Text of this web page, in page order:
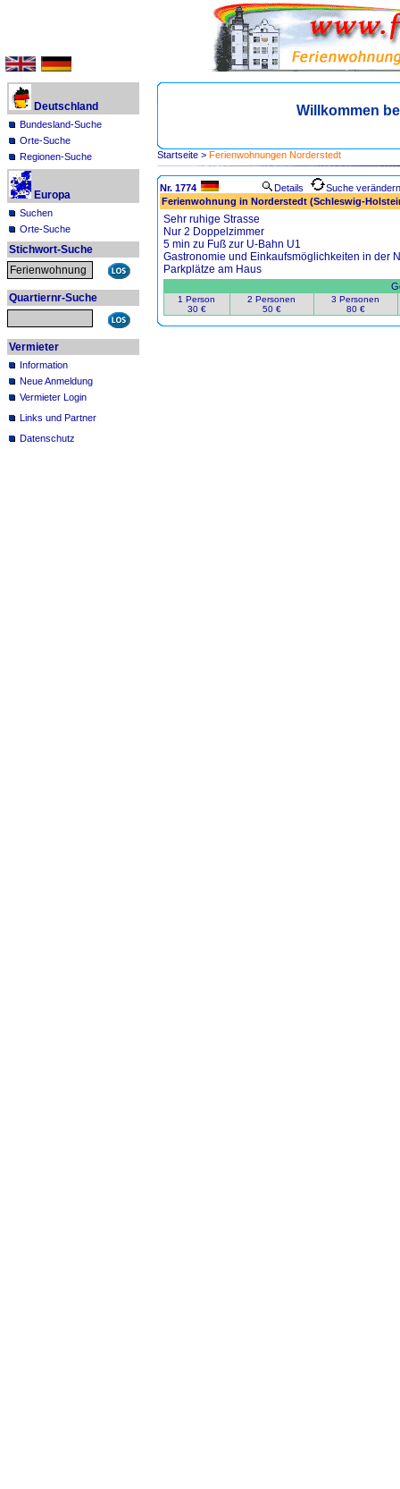
Deutschland
Bundesland-Suche
Orte-Suche
Regionen-Suche
Europa
Suchen
Orte-Suche
Stichwort-Suche
Quartiernr-Suche
Vermieter
Information
Neue Anmeldung
Vermieter Login
Links und Partner
Datenschutz
Willkommen
Startseite > Ferienwohnungen Norderstedt
Nr. 1774 Details
Suche verändern
Ferienwohnung in Norderstedt (Schleswig-
Sehr ruhige Strasse
Nur 2 Doppelzimmer
5 min zu Fuß zur U-Bahn U1
Gastronomie und Einkaufsmöglichkeiten in der
Parkplätze am Haus
1 Person
30 €
2 Personen
50 €
3 Personen
80 €